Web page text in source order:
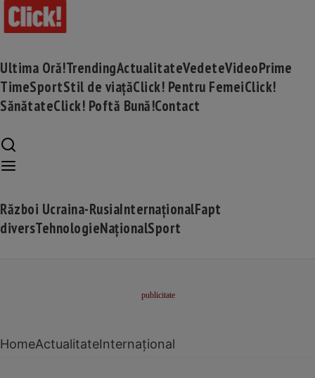
Ultima Oră!TrendingActualitateVedeteVideoPrime
TimeSportStil de viațăClick! Pentru FemeiClick!
SănătateClick! Poftă Bună!Contact
Război Ucraina-RusiaInternaționalFapt
diversTehnologieNaționalSport
HomeActualitateInternațional